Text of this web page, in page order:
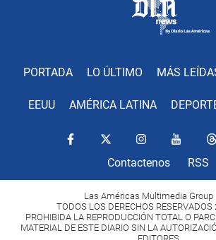
PORTADA LO ÚLTIMO MÁS
EEUU AMÉRICA LATINA
Contactenos RSS
Las Américas Multimedia Group
TODOS LOS DERECHOS
PROHIBIDA LA REPRODUCCIÓN TOTAL O
MATERIAL DE ESTE DIARIO SIN LA